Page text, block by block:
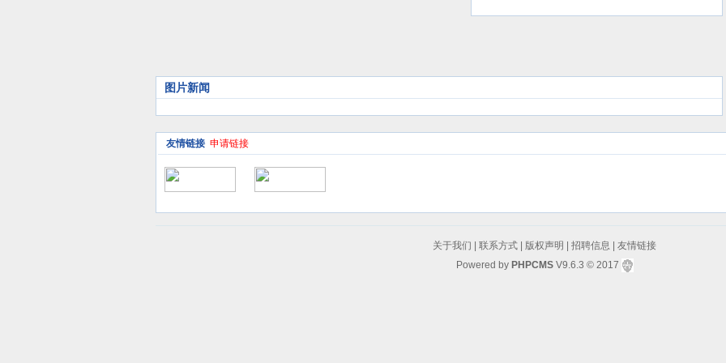
图片新闻
友情链接 申请链接
关于我们 联系方式 版权声明 招聘信息
友情链接
Powered by PHPCMS V9.6.3 © 2017